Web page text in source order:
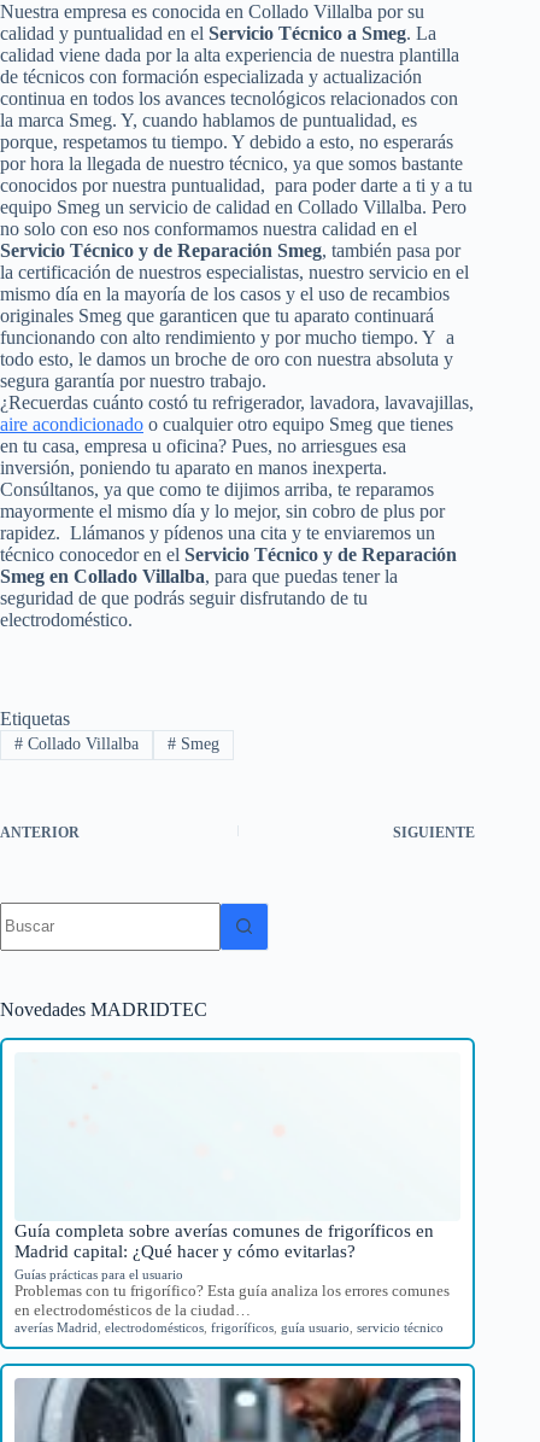
Nuestra empresa es conocida en Collado Villalba por su
calidad y puntualidad en el Servicio Técnico a Smeg. La
calidad viene dada por la alta experiencia de nuestra plantilla
de técnicos con formación especializada y actualización
continua en todos los avances tecnológicos relacionados con
la marca Smeg. Y, cuando hablamos de puntualidad, es
porque, respetamos tu tiempo. Y debido a esto, no esperarás
por hora la llegada de nuestro técnico, ya que somos bastante
conocidos por nuestra puntualidad, para poder darte a ti y a tu
equipo Smeg un servicio de calidad en Collado Villalba. Pero
no solo con eso nos conformamos nuestra calidad en el
Servicio Técnico y de Reparación Smeg, también pasa por
la certificación de nuestros especialistas, nuestro servicio en el
mismo día en la mayoría de los casos y el uso de recambios
originales Smeg que garanticen que tu aparato continuará
funcionando con alto rendimiento y por mucho tiempo. Y a
todo esto, le damos un broche de oro con nuestra absoluta y
segura garantía por nuestro trabajo.
¿Recuerdas cuánto costó tu refrigerador, lavadora, lavavajillas,
aire acondicionado o cualquier otro equipo Smeg que tienes
en tu casa, empresa u oficina? Pues, no arriesgues esa
inversión, poniendo tu aparato en manos inexperta.
Consúltanos, ya que como te dijimos arriba, te reparamos
mayormente el mismo día y lo mejor, sin cobro de plus por
rapidez. Llámanos y pídenos una cita y te enviaremos un
técnico conocedor en el Servicio Técnico y de Reparación
Smeg en Collado Villalba, para que puedas tener la
seguridad de que podrás seguir disfrutando de tu
electrodoméstico.
Etiquetas
#Collado Villalba #Smeg
ANTERIOR SIGUIENTE
resultados
Novedades MADRIDTEC
Guía completa sobre averías comunes de frigoríficos en
Madrid capital: ¿Qué hacer y cómo evitarlas?
Guías prácticas para el usuario
Problemas con tu frigorífico? Esta guía analiza los errores comunes
en electrodomésticos de la ciudad…
averías Madrid electrodomésticos frigoríficos guía usuario servicio técnico